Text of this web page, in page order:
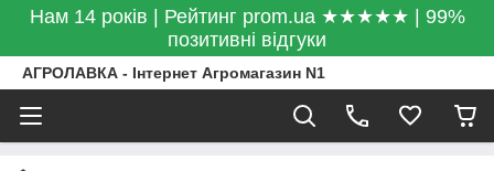
Нам 14 років | Рейтинг prom.ua ★★★★★ | 99%
позитивні відгуки
АГРОЛАВКА - Інтернет Агромагазин N1